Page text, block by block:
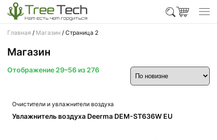
Главная / Магазин / Страница 2
Магазин
Отображение 29–56 из 276Сортировка:
Очистители и увлажнители воздуха
Увлажнитель воздуха Deerma DEM-ST636W EU